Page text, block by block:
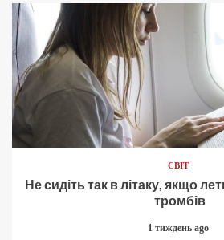
СВІТ
Не сидіть так в літаку, якщо
тромбів
1 тиждень ago